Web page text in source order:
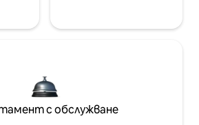
с обслужване